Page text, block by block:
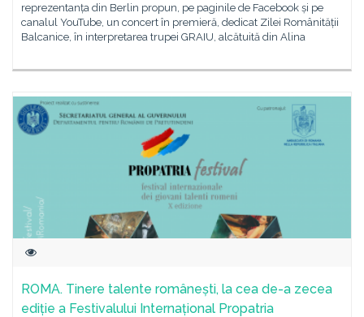
reprezentanța din Berlin propun, pe paginile de Facebook și pe
canalul YouTube, un concert în premieră, dedicat Zilei Românității
Balcanice, în interpretarea trupei GRAIU, alcătuită din Alina
ROMA. Tinere talente românești, la cea de-a zecea
ediție a Festivalului Internațional Propatria